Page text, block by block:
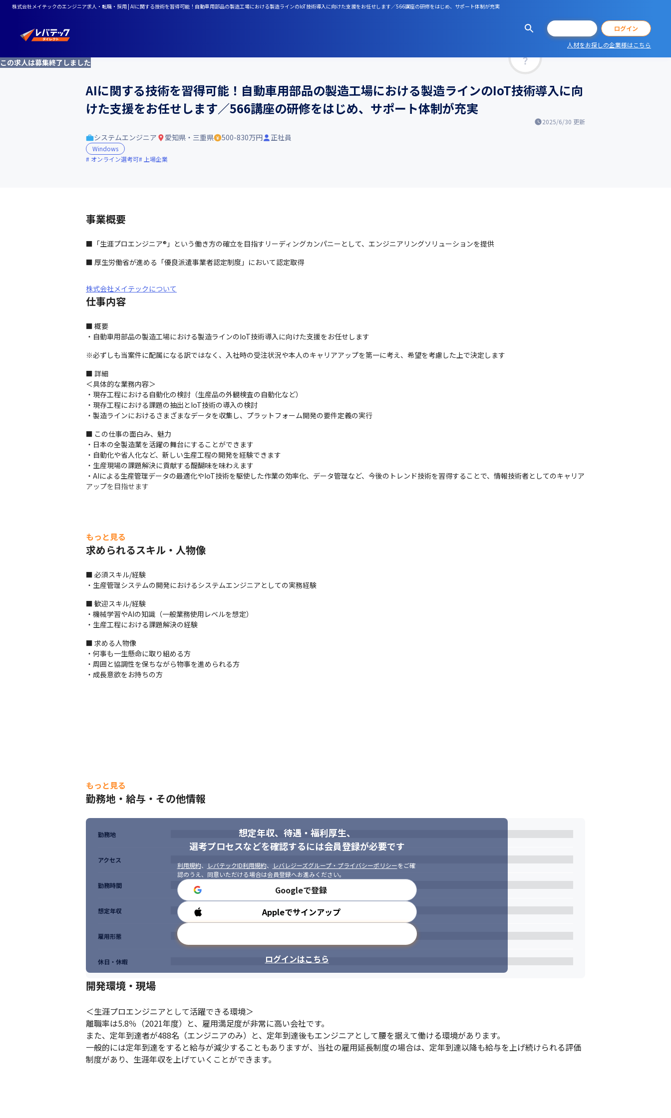
株式会社メイテックのエンジニア求人・転職・採用 | AIに関する技術を習得可能！自動車用部品の製造工場における製造ラインのIoT技術導入に向けた支援をお任せします／566講座の研修をはじめ、サポート体制が充実
ログイン
人材をお探しの企業様はこちら
この求人は募集終了しました
AIに関する技術を習得可能！自動車用部品の製造工場における製造ラインのIoT技術導入に向
けた支援をお任せします／566講座の研修をはじめ、サポート体制が充実
2025/6/30 更新
システムエンジニア 愛知県・三重県 500-830万円 正社員
Windows
オンライン選考可
上場企業
事業概要
■「生涯プロエンジニア®」という働き方の確立を目指すリーディングカンパニーとして、エンジニアリングソリューションを提供
■ 厚生労働省が進める「優良派遣事業者認定制度」において認定取得
株式会社メイテックについて
仕事内容
■ 概要
・自動車用部品の製造工場における製造ラインのIoT技術導入に向けた支援をお任せします
※必ずしも当案件に配属になる訳ではなく、入社時の受注状況や本人のキャリアアップを第一に考え、希望を考慮した上で決定します
■ 詳細
＜具体的な業務内容＞
・現存工程における自動化の検討（生産品の外観検査の自動化など）
・現存工程における課題の抽出とIoT技術の導入の検討
・製造ラインにおけるさまざまなデータを収集し、プラットフォーム開発の要件定義の実行
■ この仕事の面白み、魅力
・日本の全製造業を活躍の舞台にすることができます
・自動化や省人化など、新しい生産工程の開発を経験できます
・生産現場の課題解決に貢献する醍醐味を味わえます
・AIによる生産管理データの最適化やIoT技術を駆使した作業の効率化、データ管理など、今後のトレンド技術を習得することで、情報技術者としてのキャリア
アップを目指せます
もっと見る
求められるスキル・人物像
■ 必須スキル/経験
・生産管理システムの開発におけるシステムエンジニアとしての実務経験
■ 歓迎スキル/経験
・機械学習やAIの知識（一般業務使用レベルを想定）
・生産工程における課題解決の経験
■ 求める人物像
・何事も一生懸命に取り組める方
・周囲と協調性を保ちながら物事を進められる方
・成長意欲をお持ちの方
もっと見る
勤務地・給与・その他情報
想定年収、待遇・福利厚生、
選考プロセスなどを確認するには会員登録が必要です
利用規約、 レバテックID利用規約、 レバレジーズグループ・プライバシーポリシーをご確
認のうえ、同意いただける場合は会員登録へお進みください。
Googleで登録
Appleでサインアップ
ログインはこちら
勤務地
アクセス
勤務時間
想定年収
雇用形態
休日・休暇
開発環境・現場
＜生涯プロエンジニアとして活躍できる環境＞
離職率は5.8％（2021年度）と、雇用満足度が非常に高い会社です。
また、定年到達者が488名（エンジニアのみ）と、定年到達後もエンジニアとして腰を据えて働ける環境があります。
一般的には定年到達をすると給与が減少することもありますが、当社の雇用延長制度の場合は、定年到達以降も給与を上げ続けられる評価
制度があり、生涯年収を上げていくことができます。